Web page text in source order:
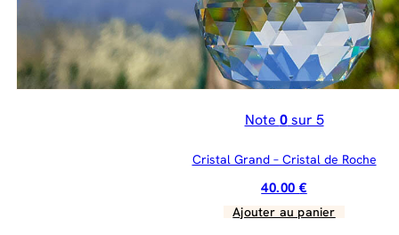
Note 0sur 5
Cristal Grand – Cristal de Roche
40.00€
Ajouter au panier